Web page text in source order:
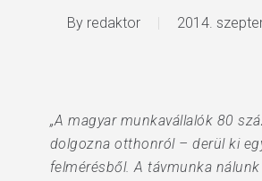
By redaktor 2014.
„A magyar munkavállalók 80
dolgozna otthonról – derül ki
felmérésből. A távmunka